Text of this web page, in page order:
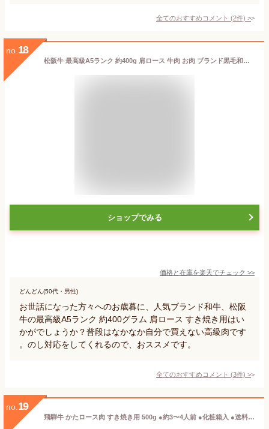
全てのおすすめコメント (2件) >
no. 18
松阪牛 最高級A5ランク 約400g 肩ロース 牛肉 お肉 ブランド黒毛和牛 和牛 黒毛和牛 A5ランク すき焼き肉 しゃぶしゃぶ すき焼き用スライス肉 切り落とし 松坂牛 肩ローススライス 通販 贈答 冬ギフト お歳暮 御歳暮 お中元 おせち おせち料理 熨斗対応
ショップでみる
価格と在庫を楽天でチェック >>
どんどん(50代・男性)
お世話になった方々へのお歳暮に、人気ブランド和牛、松阪
牛の最高級A5ランク 約400グラム 肩ロース すき焼き用はい
かがでしょうか？普段はなかなか自分で買えない高級肉です
。のし対応をしてくれるので、おススメです。
全てのおすすめコメント (3件) >
no. 19
飛騨牛 かたロース肉 すき焼き用 500g ●約3〜4人前 ●化粧箱入 ●送料無料●A4A5等級すき焼き ギフト お肉 肉 ギフト 内祝 すき焼き すきやき 内祝い 誕生日 プレゼント 肉 牛肉 風呂敷 鍋 お取り寄せグルメ お歳暮 御歳暮